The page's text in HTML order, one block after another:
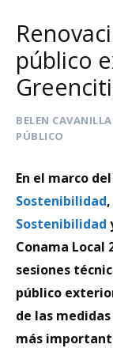
público
BELEN
PÚBLICO
En el marco del
Sostenibilidad
Sostenibilidad
Conama Local
sesiones
público
de las
más